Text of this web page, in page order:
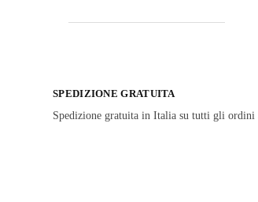
SPEDIZIONE GRATUITA
Spedizione gratuita in Italia su tutti gli ordini